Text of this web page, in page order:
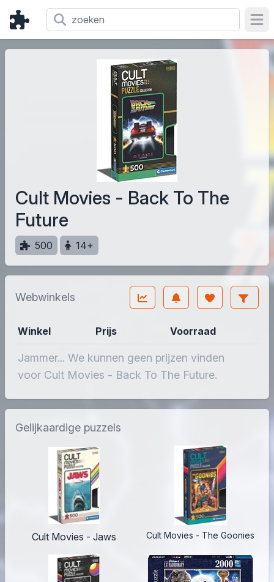
Cult Movies - Back To The
Future
500 14+
Webwinkels
Winkel Prijs Voorraad
Jammer... We kunnen geen prijzen vinden
voor Cult Movies - Back To The Future.
Gelijkaardige puzzels
Cult Movies - Jaws Cult Movies - The Goonies